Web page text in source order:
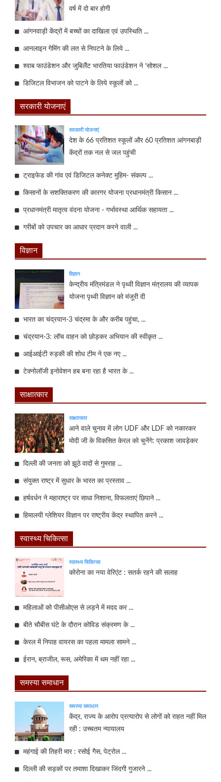
वर्ष में दो बार होगी
आंगनवाड़ी केंद्रों में बच्चों का दाखिला एवं उपस्थिति ...
आनलाइन गेमिंग की लत से निपटने के लिये ...
श्वाब फाउंडेशन और जुबिलैंट भारतिया फाउंडेशन ने ‘सोशल ...
डिजिटल विभाजन को पाटने के लिये स्कूलों को ...
सरकारी योजनाएं
सरकारी योजनाएं
देश के 66 प्रतिशत स्कूलों और 60 प्रतिशत आंगनबाड़ी
केंद्रों तक नल से जल पहुंची
ट्राइफेड की गांव एवं डिजिटल कनेक्ट मुहिम- संकल्प ...
किसानों के सशक्तिकरण की कारगर योजना प्रधानमंत्री किसान ...
प्रधानमंत्री मातृत्व वंदना योजना - गर्भावस्था आर्थिक सहायता ...
गरीबों को उपचार का आधार प्रदान करने वाली ...
विज्ञान
विज्ञान
केन्‍द्रीय मंत्रिमंडल ने पृथ्वी विज्ञान मंत्रालय की व्यापक
योजना पृथ्वी विज्ञान को मंजूरी दी
भारत का चंद्रयान-3 चंद्रमा के और करीब पहुंचा, ...
चंद्रयान-3: लॉच वाहन को छोड़कर अभियान की स्वीकृत ...
आईआईटी रुड़की की शोध टीम ने एक नए ...
टेक्नोलॉजी इनोवेशन हब बना रहा है भारत के ...
साक्षात्कार
साक्षात्कार
आने वाले चुनाव में लोग UDF और LDF को नकारकर
मोदी जी के विकसित केरल को चुनेंगे: प्रकाश जावड़ेकर
दिल्ली की जनता को झूठे वादों से गुमराह ...
संयुक्त राष्ट्र में सुधार के भारत का प्रस्ताव ...
हर्षवर्धन ने महाराष्ट्र पर साधा निशाना, विफलताएं छिपाने ...
हिमालयी ग्लेशियर विज्ञान पर राष्ट्रीय केंद्र स्थापित करने ...
स्वास्थ्य चिकित्सा
स्वास्थ्य चिकित्सा
कोरोना का नया वेरिएंट : सतर्क रहने की सलाह
महिलाओं को पीसीओएस से लड़ने में मदद कर ...
बीते चौबीस घंटे के दौरान कोविड संक्रमण के ...
केरल में निपाह वायरस का पहला मामला सामने ...
ईरान, ब्राजील, रूस, अमेरिका में थम नहीं रहा ...
समस्या समाधान
समस्या समाधान
केंद्र, राज्य के आरोप प्रत्यारोप से लोगों को राहत नहीं मिल
रही : उच्चतम न्यायालय
महंगाई की तिहरी मार : रसोई गैस, पेट्रोल ...
दिल्ली की सड़कों पर तमाशा दिखाकर जिंदगी गुजारने ...